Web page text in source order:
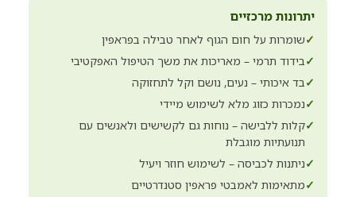
יתרונות מרכזיים
✓שומרות על חום הגוף לאחר טבילה בפראפין
✓בידוד תרמי – מאריכות את משך הטיפול האפקטיבי
✓בד איכותי – נעים, נושם וקל לתחזוקה
✓נמכרות כזוג מלא לשימוש מיידי
✓קלות ללבישה – נוחות גם לקשישים ולאנשים עם
תנועתיות מוגבלת
✓ניתנות לכביסה – לשימוש חוזר ויעיל
✓מתאימות לאמבטי פראפין סטנדרטיים